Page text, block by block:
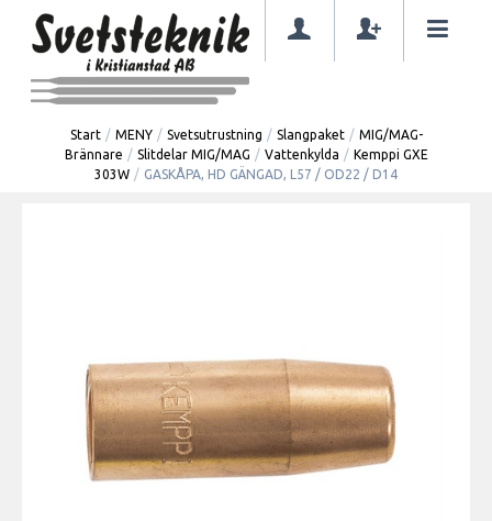
Start / MENY / Svetsutrustning / Slangpaket / MIG/MAG-
Brännare / Slitdelar MIG/MAG / Vattenkylda / Kemppi GXE
303W / GASKÅPA, HD GÄNGAD, L57 / OD22 / D14